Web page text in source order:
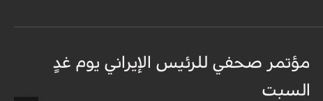
مؤتمر صحفي للرئيس الإيراني يوم غدٍ
السبت